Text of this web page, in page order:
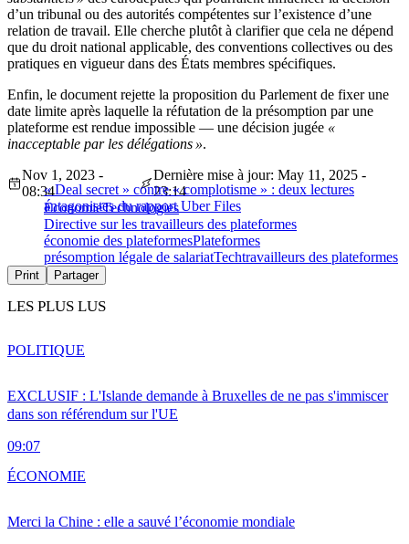
d’un tribunal ou des autorités compétentes sur l’existence d’une
relation de travail. Elle cherche plutôt à clarifier que cela ne dépend
que du droit national applicable, des conventions collectives ou des
pratiques en vigueur dans des États membres spécifiques.
Enfin, le document rejette la proposition du Parlement de fixer une
date limite après laquelle la réfutation de la présomption par une
plateforme est rendue impossible — une décision jugée «
inacceptable par les délégations ».
« Deal secret » contre « complotisme » : deux lectures
antagonistes du rapport Uber Files
Nov 1, 2023 -
08:34
Dernière mise à jour: May 11, 2025 -
23:14
ÉconomieTechnologies
Directive sur les travailleurs des plateformes
économie des plateformesPlateformes
présomption légale de salariatTechtravailleurs des plateformes
Print Partager
LES PLUS LUS
EXCLUSIF : L'Islande demande à Bruxelles de ne pas s'immiscer
dans son référendum sur l'UE
09:07
POLITIQUE
Merci la Chine : elle a sauvé l’économie mondiale
ÉCONOMIE